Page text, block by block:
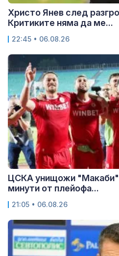
Христо Янев след
Критиките няма да ме...
22:45 • 06.08.26
ЦСКА унищожи "Макаби"
минути от плейофа...
21:05 • 06.08.26